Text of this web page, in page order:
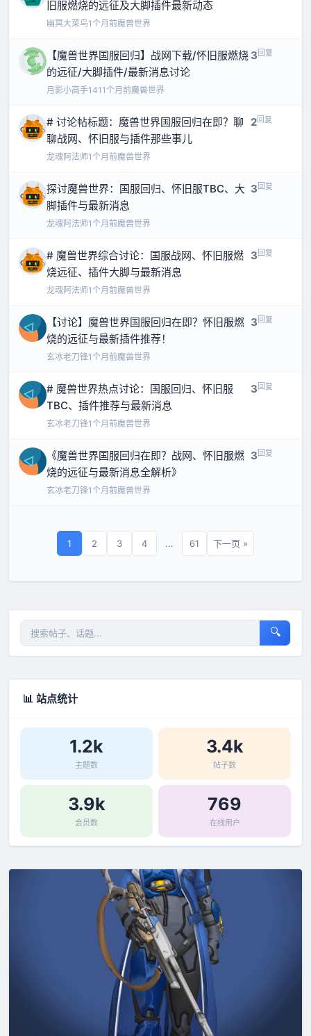
旧服燃烧的远征及大脚插件最新动态
幽冥大菜鸟1个月前魔兽世界
【魔兽世界国服回归】战网下载/怀旧服燃烧
的远征/大脚插件/最新消息讨论
月影小高手141 1个月前魔兽世界
3 回复
# 讨论帖标题：魔兽世界国服回归在即？聊
聊战网、怀旧服与插件那些事儿
龙魂阿法师1个月前魔兽世界
2回复
探讨魔兽世界：国服回归、怀旧服TBC、大
脚插件与最新消息
龙魂阿法师1个月前魔兽世界
3 回复
# 魔兽世界综合讨论：国服战网、怀旧服燃
烧远征、插件大脚与最新消息
龙魂阿法师1个月前魔兽世界
3 回复
【讨论】魔兽世界国服回归在即？怀旧服燃
烧的远征与最新插件推荐！
玄冰老刀锋1个月前魔兽世界
3 回复
# 魔兽世界热点讨论：国服回归、怀旧服
TBC、插件推荐与最新消息
玄冰老刀锋1个月前魔兽世界
3 回复
《魔兽世界国服回归在即？战网、怀旧服燃
烧的远征与最新消息全解析》
玄冰老刀锋1个月前魔兽世界
3 回复
1 2 3 4 ... 61 下一页 »
🔍
📊 站点统计
1.2k
主题数
3.4k
帖子数
3.9k
会员数
769
在线用户